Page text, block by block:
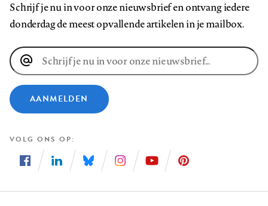
Schrijf je nu in voor onze nieuwsbrief en ontvang iedere
donderdag de meest opvallende artikelen in je mailbox.
E-
mailadres
AANMELDEN
VOLG ONS OP
ons
ons
ons
ons
ons
ons